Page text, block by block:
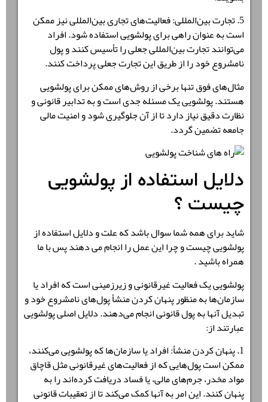
5. تجارت بین‌المللی: فعالیت‌های تجاری بین‌المللی نیز ممکن
است به عنوان راهی برای پولشویی استفاده شود. افراد
می‌توانند تجارت بین‌المللی جعلی را تأسیس کنند و پول
نامشروع خود را از طریق این تجارت جعلی پرداخت کنند.
مثال‌های فوق تنها برخی از روش‌های ممکن برای پولشویی
هستند. پولشویی یک مسئله جدی است و به تدابیر قانونی و
نظارت دقیق نیاز دارد تا از آن جلوگیری شود و امنیت مالی
جامعه تضمین گردد.
دلایل استفاده از پولشویی
چیست ؟
شاید برای همه شما سوال باشد که علت و دلایل استفاده از
پولشویی چیست و چرا این عمل را انجام می دهند پس با ما
همراه باشید .
پولشویی یک فعالیت غیرقانونی و زیرزمینی است که افراد یا
سازمان‌ها به منظور پنهان کردن منشأ پول‌های نامشروع خود و
تبدیل آنها به پول قانونی انجام می‌دهند. دلایل اصلی پولشویی
عبارتند از:
1. پنهان کردن منشأ: افراد یا سازمان‌ها که پولشویی می‌کنند،
ممکن است پول‌هایی که از فعالیت‌های غیرقانونی مثل قاچاق
مواد مخدر، جرم‌های مالی، یا فساد دریافت کرده‌اند را به
پنهان کنند. این امر به آنها کمک می‌کند تا از تعقیبات قانونی